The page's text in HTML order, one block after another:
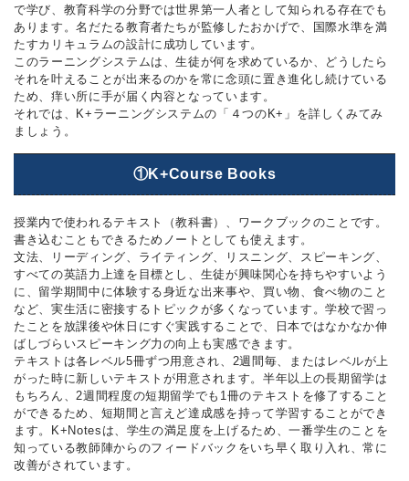
で学び、教育科学の分野では世界第一人者として知られる存在でも
あります。名だたる教育者たちが監修したおかげで、国際水準を満
たすカリキュラムの設計に成功しています。
このラーニングシステムは、生徒が何を求めているか、どうしたら
それを叶えることが出来るのかを常に念頭に置き進化し続けている
ため、痒い所に手が届く内容となっています。
それでは、K+ラーニングシステムの「４つのK+」を詳しくみてみ
ましょう。
①K+Course Books
授業内で使われるテキスト（教科書）、ワークブックのことです。
書き込むこともできるためノートとしても使えます。
文法、リーディング、ライティング、リスニング、スピーキング、
すべての英語力上達を目標とし、生徒が興味関心を持ちやすいよう
に、留学期間中に体験する身近な出来事や、買い物、食べ物のこと
など、実生活に密接するトピックが多くなっています。学校で習っ
たことを放課後や休日にすぐ実践することで、日本ではなかなか伸
ばしづらいスピーキング力の向上も実感できます。
テキストは各レベル5冊ずつ用意され、2週間毎、またはレベルが上
がった時に新しいテキストが用意されます。半年以上の長期留学は
もちろん、2週間程度の短期留学でも1冊のテキストを修了すること
ができるため、短期間と言えど達成感を持って学習することができ
ます。K+Notesは、学生の満足度を上げるため、一番学生のことを
知っている教師陣からのフィードバックをいち早く取り入れ、常に
改善がされています。